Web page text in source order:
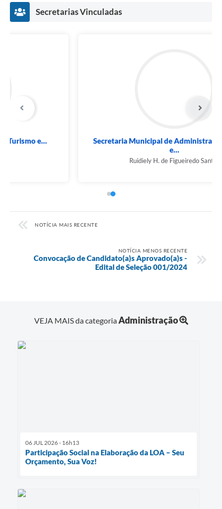
Secretarias Vinculadas
Secretaria Municipal de Administração, Fazenda
Ruidiely H. de Figueiredo Santos
NOTÍCIA MAIS RECENTE
NOTÍCIA MENOS RECENTE
Convocação de Candidato(a)s Aprovado(a)s -
Edital de Seleção 001/2024
VEJA MAIS da categoriaAdministração
06 JUL 2026 - 16h13
Participação Social na Elaboração da LOA – Seu
Orçamento, Sua Voz!